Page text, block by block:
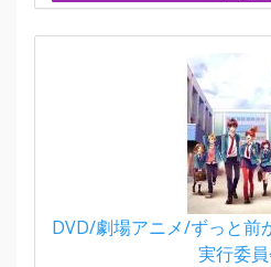
DVD/劇場アニメ/ずっと前
実行委員